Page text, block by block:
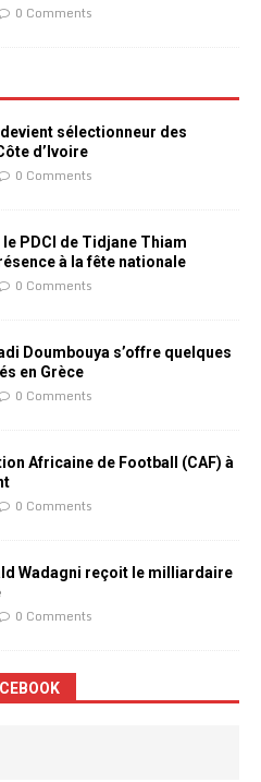
0 Comments
devient sélectionneur des
d’Ivoire
0 Comments
le PDCI de Tidjane Thiam
à la fête nationale
0 Comments
Doumbouya s’offre quelques
en Grèce
0 Comments
Africaine de Football (CAF) à
0 Comments
Wadagni reçoit le milliardaire
0 Comments